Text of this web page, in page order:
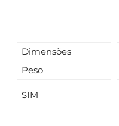
Dimensões
Peso
SIM